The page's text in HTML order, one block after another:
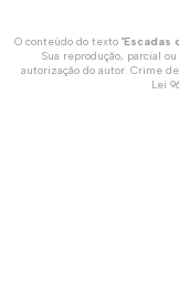
O conteúdo do texto "Escadas
Sua reprodução, parcial
autorização do autor. Crime
Lei